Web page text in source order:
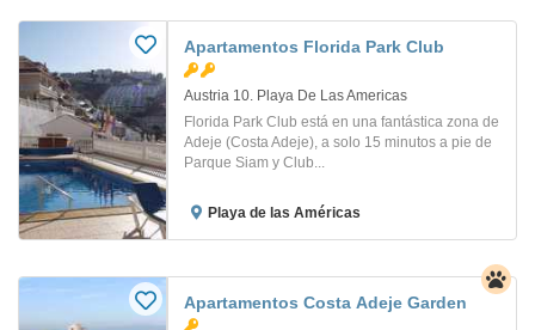
Apartamentos Florida Park Club
Austria 10. Playa De Las Americas
Florida Park Club está en una fantástica zona de
Adeje (Costa Adeje), a solo 15 minutos a pie de
Parque Siam y Club...
Playa de las Américas
Apartamentos Costa Adeje Garden